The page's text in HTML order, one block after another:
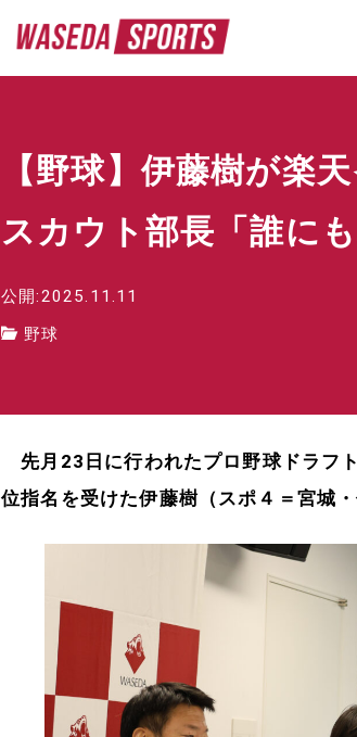
【野球】伊藤樹が楽
スカウト部長「誰に
公開:2025.11.11
野球
先月23日に行われたプロ野球ドラフ
位指名を受けた伊藤樹（スポ４＝宮城